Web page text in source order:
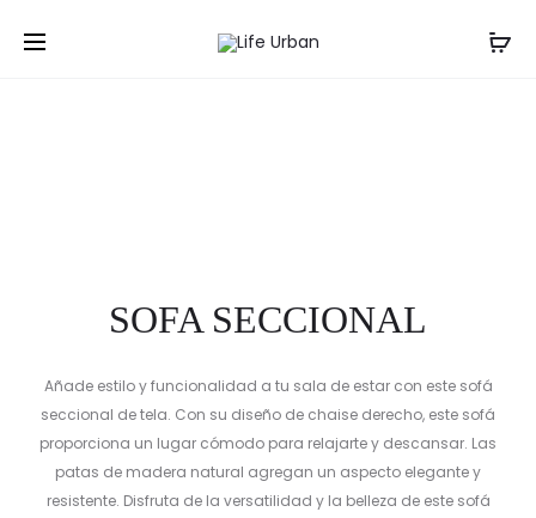
Inicio Sofá Seccional SOFA SECCIONAL
SOFA SECCIONAL
Añade estilo y funcionalidad a tu sala de estar con este sofá
seccional de tela. Con su diseño de chaise derecho, este sofá
proporciona un lugar cómodo para relajarte y descansar. Las
patas de madera natural agregan un aspecto elegante y
resistente. Disfruta de la versatilidad y la belleza de este sofá